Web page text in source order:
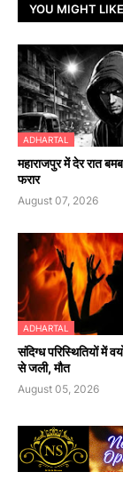
YOU MIGHT LIKE
ADHARTAL
महाराजपुर में देर रात
फरार
August 07, 2026
ADHARTAL
संदिग्ध परिस्थितियों में
से जली, मौत
August 05, 2026